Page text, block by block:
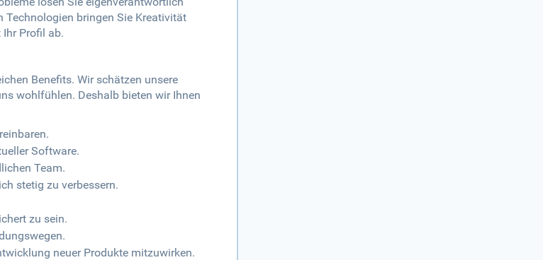
bringen Sie Kreativität
Profil ab.
Benefits. Wir schätzen unsere
wohlfühlen. Deshalb bieten wir Ihnen
Software.
Team.
stetig zu verbessern.
zu sein.
neuer Produkte mitzuwirken.